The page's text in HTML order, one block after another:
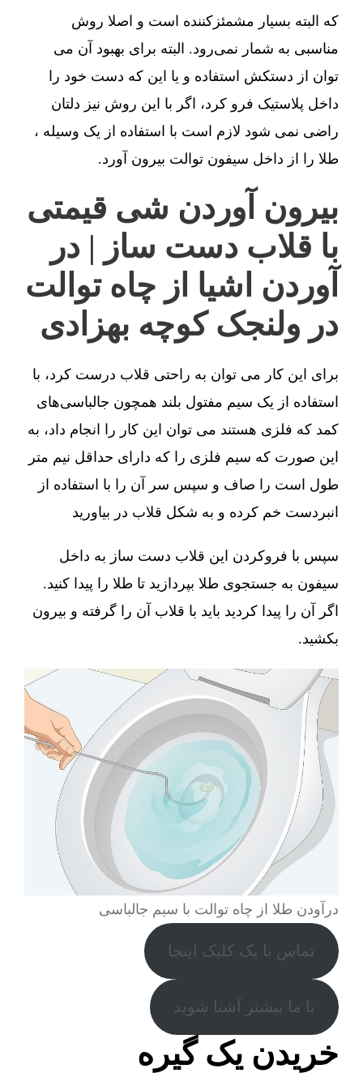
که البته بسیار مشمئزکننده است و اصلا روش
مناسبی به شمار نمی‌رود. البته برای بهبود آن می
توان از دستکش استفاده و یا این که دست خود را
داخل پلاستیک فرو کرد، اگر با این روش نیز دلتان
راضی نمی شود لازم است با استفاده از یک وسیله ،
طلا را از داخل سیفون توالت بیرون آورد.
بیرون آوردن شی قیمتی
با قلاب دست ساز | در
آوردن اشیا از چاه توالت
در ولنجک کوچه بهزادی
برای این کار می توان به راحتی قلاب درست کرد، با
استفاده از یک سیم مفتول بلند همچون جالباسی‌های
کمد که فلزی هستند می توان این کار را انجام داد، به
این صورت که سیم فلزی را که دارای حداقل نیم متر
طول است را صاف و سپس سر آن را با استفاده از
انبردست خم کرده و به شکل قلاب در بیاورید
سپس با فروکردن این قلاب دست ساز به داخل
سیفون به جستجوی طلا بپردازید تا طلا را پیدا کنید.
اگر آن را پیدا کردید باید با قلاب آن را گرفته و بیرون
بکشید.
درآودن طلا از چاه توالت با سیم جالباسی
تماس با یک کلیک اینجا
با ما بیشتر آشنا شوید
خریدن یک گیره